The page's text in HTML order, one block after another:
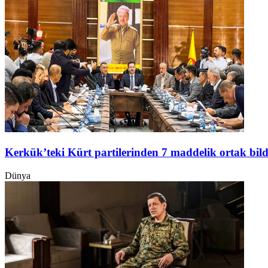
Kerkük’teki Kürt partilerinden 7 maddelik ortak
Dünya